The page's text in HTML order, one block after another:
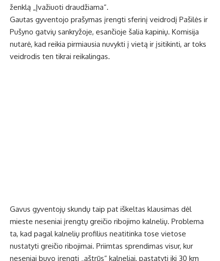
ženklą „Įvažiuoti draudžiama“.
Gautas gyventojo prašymas įrengti sferinį veidrodį Pašilės ir
Pušyno gatvių sankryžoje, esančioje šalia kapinių. Komisija
nutarė, kad reikia pirmiausia nuvykti į vietą ir įsitikinti, ar toks
veidrodis ten tikrai reikalingas.
Gavus gyventojų skundų taip pat iškeltas klausimas dėl
mieste neseniai įrengtų greičio ribojimo kalnelių. Problema
ta, kad pagal kalnelių profilius neatitinka tose vietose
nustatyti greičio ribojimai. Priimtas sprendimas visur, kur
neseniai buvo įrengti „aštrūs“ kalneliai, pastatyti iki 30 km